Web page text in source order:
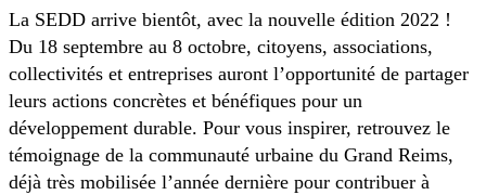
La SEDD arrive bientôt, avec la nouvelle édition 2022 !
Du 18 septembre au 8 octobre, citoyens, associations,
collectivités et entreprises auront l’opportunité de partager
leurs actions concrètes et bénéfiques pour un
développement durable. Pour vous inspirer, retrouvez le
témoignage de la communauté urbaine du Grand Reims,
déjà très mobilisée l’année dernière pour contribuer à